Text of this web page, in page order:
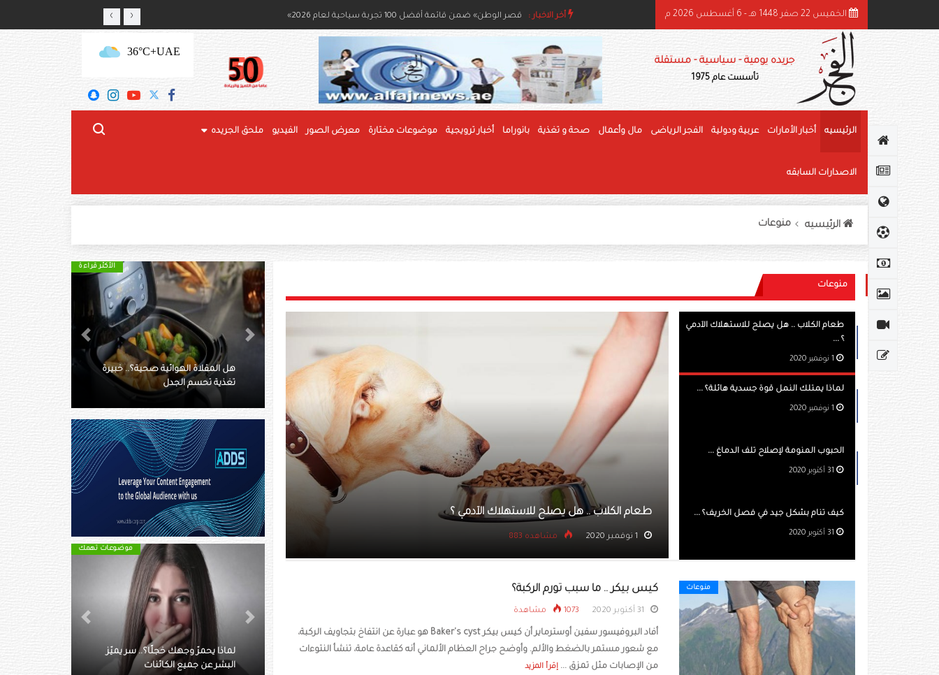
أخر الاخبار :
مسابقات الفاكهة بمهرجان الوثبة للرطب تعزز جودة الإنتاج المحلي الوثبة للرطب يتوج الفائزين في «خرايف البيت» والمانجو ‹ › الخميس 22 صفر 1448 هـ - 6 أغسطس 2026 م
جريده يومية - سياسية - مستقلة
تأسست عام 1975
UAE
+36°C
الرئيسيه أخبار الأمارات عربية ودولية الفجر الرياضى مال وأعمال صحة و تغذية بانوراما أخبار ترويجية موضوعات مختارة معرض الصور الفيديو ملحق الجريده
الاصدارات السابقه
الرئيسيه منوعات
منوعات
طعام الكلاب .. هل يصلح للاستهلاك الآدمي
؟ ...
لماذا يمتلك النمل قوة جسدية هائلة؟ ...
الحبوب المنومة لإصلاح تلف الدماغ ...
كيف تنام بشكل جيد في فصل الخريف؟ ..... هل يصلح للاستهلاك الآدمي ؟ لماذا يمتلك النمل قوة جسدية هائلة؟
1 نوفمبر 2020 مشاهده 826
منوعات كيس بيكر .. ما سبب تورم الركبة؟
1073 مشاهدة
أفاد البروفيسور سفين أوسترماير أن كيس بيكر Baker's cyst هو عبارة عن انتفاخ بتجاويف الركبة،
مع شعور مستمر بالضغط والألم. وأوضح جراح العظام الألماني أنه كقاعدة عامة، تنشأ النتوءات
من الإصابات مثل تمزق ... إقرأ المزيد
الأكثر قراءة
هل المقلاة الهوائية صحية؟.. خبيرة
تغذية تحسم الجدل
الأكثر قراءة
النساء يفضلن الحيوانات الأليفة في
السرير!
Previous
Next
لماذا يحمرّ وجهك خجلًا؟.. سر يميّز
موضوعات تهمك
الذكاء الاصطناعي يعزز تشخيص
اضطرابات النوم والتنبؤ بالأمراض
Previous
Next